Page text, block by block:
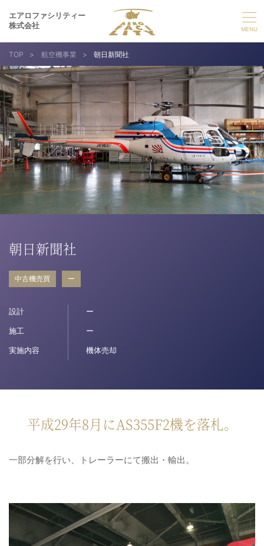
エアロファシリティー
株式会社
選ばれる理由
事業紹介
実績紹介
企業情報
自治体関係者の方
TOP > 航空機事業 > 朝日新聞社
朝日新聞社
中古機売買 ー
設計 ー
施工 ー
実施内容 機体売却
平成29年8月にAS355F2機を落札。
一部分解を行い、トレーラーにて搬出・輸出。